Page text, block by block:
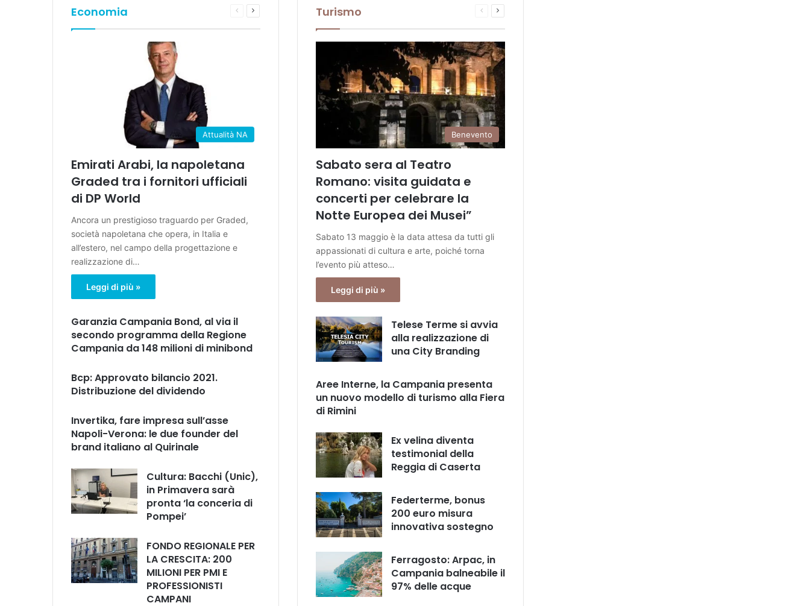
Economia
Pagina
Attualità NA
Emirati Arabi, la napoletana
Graded tra i fornitori ufficiali
di DP World
Ancora un prestigioso traguardo per Graded,
società napoletana che opera, in Italia e
all’estero, nel campo della progettazione e
realizzazione di…
Leggi di più »
Garanzia Campania Bond, al via il
secondo programma della Regione
Campania da 148 milioni di minibond
Bcp: Approvato bilancio 2021.
Distribuzione del dividendo
Invertika, fare impresa sull’asse
Napoli-Verona: le due founder del
brand italiano al Quirinale
Cultura: Bacchi (Unic),
in Primavera sarà
pronta ‘la conceria di
Pompei’
FONDO REGIONALE PER
LA CRESCITA: 200
MILIONI PER PMI E
PROFESSIONISTI
CAMPANI
Turismo
Pagina
Benevento
Sabato sera al Teatro
Romano: visita guidata e
concerti per celebrare la
Notte Europea dei Musei”
Sabato 13 maggio è la data attesa da tutti gli
appassionati di cultura e arte, poiché torna
l’evento più atteso…
Leggi di più »
Telese Terme si avvia
alla realizzazione di
una City Branding
Aree Interne, la Campania presenta
un nuovo modello di turismo alla Fiera
di Rimini
Ex velina diventa
testimonial della
Reggia di Caserta
Federterme, bonus
200 euro misura
innovativa sostegno
Ferragosto: Arpac, in
Campania balneabile il
97% delle acque